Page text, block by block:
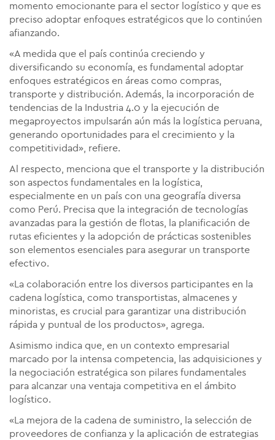
momento emocionante para el sector logístico y que es
preciso adoptar enfoques estratégicos que lo continúen
afianzando.
«A medida que el país continúa creciendo y
diversificando su economía, es fundamental adoptar
enfoques estratégicos en áreas como compras,
transporte y distribución. Además, la incorporación de
tendencias de la Industria 4.0 y la ejecución de
megaproyectos impulsarán aún más la logística peruana,
generando oportunidades para el crecimiento y la
competitividad», refiere.
Al respecto, menciona que el transporte y la distribución
son aspectos fundamentales en la logística,
especialmente en un país con una geografía diversa
como Perú. Precisa que la integración de tecnologías
avanzadas para la gestión de flotas, la planificación de
rutas eficientes y la adopción de prácticas sostenibles
son elementos esenciales para asegurar un transporte
efectivo.
«La colaboración entre los diversos participantes en la
cadena logística, como transportistas, almacenes y
minoristas, es crucial para garantizar una distribución
rápida y puntual de los productos», agrega.
Asimismo indica que, en un contexto empresarial
marcado por la intensa competencia, las adquisiciones y
la negociación estratégica son pilares fundamentales
para alcanzar una ventaja competitiva en el ámbito
logístico.
«La mejora de la cadena de suministro, la selección de
proveedores de confianza y la aplicación de estrategias